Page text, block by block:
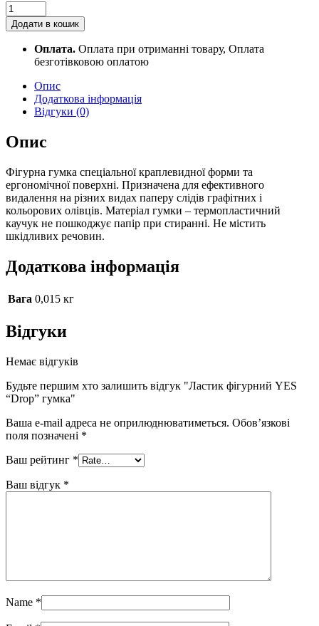
Ластик
фігурний
YES
"Drop"
Додати в кошик
Оплата. Оплата при отриманні товару, Оплата
безготівковою оплатою
Опис
Додаткова інформація
Відгуки (0)
Опис
Фігурна гумка спеціальної краплевидної форми та
ергономічної поверхні. Призначена для ефективного
видалення на різних видах паперу слідів графітних і
кольорових олівців. Матеріал гумки – термопластичний
каучук не пошкоджує папір при стиранні. Не містить
шкідливих речовин.
Додаткова інформація
Вага 0,015 кг
Відгуки
Немає відгуків
Будьте першим хто залишить відгук "Ластик фігурний YES
“Drop” гумка"
Ваша e-mail адреса не оприлюднюватиметься. Обов’язкові
поля позначені *
Ваш рейтинг *
Ваш відгук *
Name *